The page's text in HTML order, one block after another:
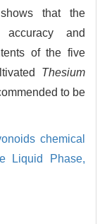
that the
and
of the five
Thesium
to be
chemical
Liquid Phase,